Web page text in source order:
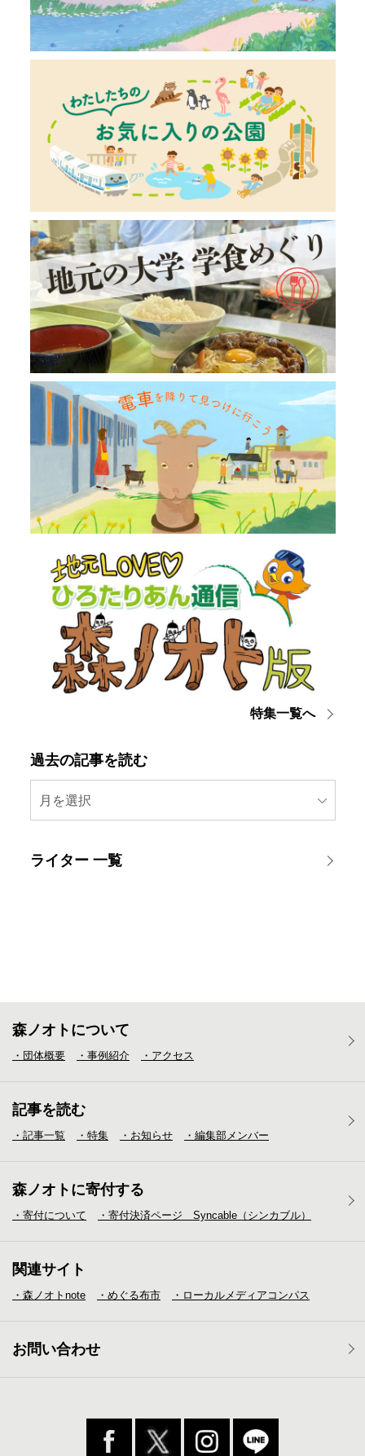
特集一覧へ
過去の記事を読む
月を選択
ライター 一覧
森ノオトについて
・団体概要 ・事例紹介 ・アクセス
記事を読む
・記事一覧 ・特集 ・お知らせ ・編集部メンバー
森ノオトに寄付する
・寄付について ・寄付決済ページ Syncable（シンカブル）
関連サイト
・森ノオトnote ・めぐる布市 ・ローカルメディア コンパス
お問い合わせ